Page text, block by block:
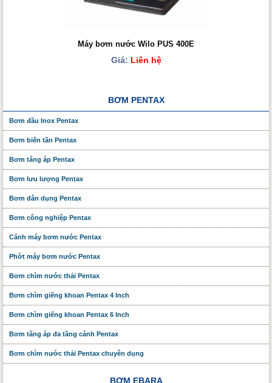
Máy bơm nước Wilo PUS 400E
Giá: Liên hệ
BƠM PENTAX
Bơm đầu Inox Pentax
Bơm biến tần Pentax
Bơm tăng áp Pentax
Bơm lưu lượng Pentax
Bơm dân dụng Pentax
Bơm công nghiệp Pentax
Cánh máy bơm nước Pentax
Phớt máy bơm nước Pentax
Bơm chìm nước thải Pentax
Bơm chìm giếng khoan Pentax 4 Inch
Bơm chìm giếng khoan Pentax 6 Inch
Bơm tăng áp đa tầng cánh Pentax
Bơm chìm nước thải Pentax chuyên dụng
BƠM EBARA